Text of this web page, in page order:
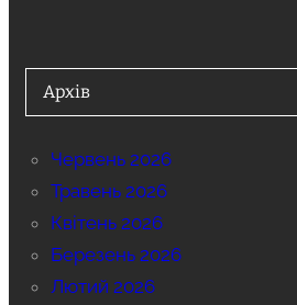
Архів
Червень 2026
Травень 2026
Квітень 2026
Березень 2026
Лютий 2026